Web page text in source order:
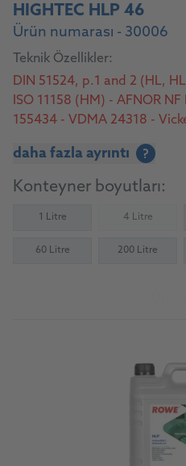
HIGHTEC HLP 46
Ürün numarası - 30006
Teknik Özellikler:
DIN 51524, p.1 and 2 (HL,
ISO 11158 (HM) - AFNOR
155434 - VDMA 24318 -
daha fazla ayrıntı ?
Konteyner boyutları:
1 Litre 4 Litre
(Not
60 Litre 200 Litre